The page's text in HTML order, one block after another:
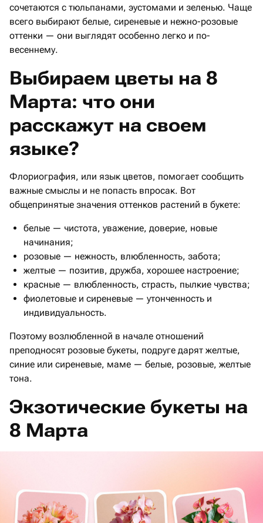
сочетаются с тюльпанами, эустомами и зеленью. Чаще
всего выбирают белые, сиреневые и нежно-розовые
оттенки — они выглядят особенно легко и по-
весеннему.
Выбираем цветы на 8
Марта: что они
расскажут на своем
языке?
Флориография, или язык цветов, помогает сообщить
важные смыслы и не попасть впросак. Вот
общепринятые значения оттенков растений в букете:
белые — чистота, уважение, доверие, новые
начинания;
розовые — нежность, влюбленность, забота;
желтые — позитив, дружба, хорошее настроение;
красные — влюбленность, страсть, пылкие чувства;
фиолетовые и сиреневые — утонченность и
индивидуальность.
Поэтому возлюбленной в начале отношений
преподносят розовые букеты, подруге дарят желтые,
синие или сиреневые, маме — белые, розовые, желтые
тона.
Экзотические букеты на
8 Марта